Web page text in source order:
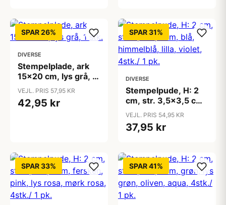
SPAR 26%
DIVERSE
Stempelplade, ark
15x20 cm, lys grå, 1
stk.
VEJL. PRIS 57,95 KR
42,95 kr
SPAR 31%
DIVERSE
Stempelpude, H: 2
cm, str. 3,5x3,5 cm,
blå, himmelblå, lilla,
violet, 4stk./ 1 pk.
VEJL. PRIS 54,95 KR
37,95 kr
SPAR 33% SPAR 41%